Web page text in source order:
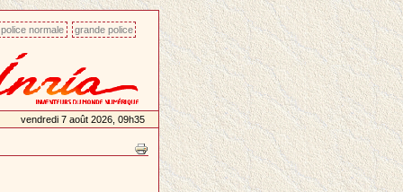
police normale grande police
vendredi 7 août 2026, 09h35